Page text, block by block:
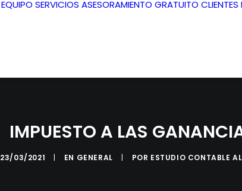
EQUIPO SERVICIOS ASESORAMIENTO GRATUITO CLIENTES
IMPUESTO A LAS
23/03/2021 | EN GENERAL | POR ESTUDIO CONTABLE